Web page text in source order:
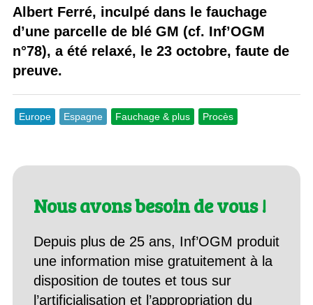
Albert Ferré, inculpé dans le fauchage
d’une parcelle de blé GM (cf. Inf’OGM
n°78), a été relaxé, le 23 octobre, faute de
preuve.
Europe Espagne Fauchage & plus Procès
Nous avons besoin de vous !
Depuis plus de 25 ans, Inf’OGM produit
une information mise gratuitement à la
disposition de toutes et tous sur
l’artificialisation et l’appropriation du